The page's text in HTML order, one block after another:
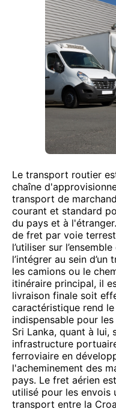
Le transport routier
chaîne
transport de
courant et standard
du pays et à
de fret par voie
l’utiliser sur
l’intégrer au sein
les camions ou le
itinéraire principal, il
livraison finale soit
caractéristique rend
indispensable pour
Sri Lanka, quant à lui,
infrastructure
ferroviaire en
l'acheminement des
pays. Le fret aérien
utilisé pour les envois
transport entre la